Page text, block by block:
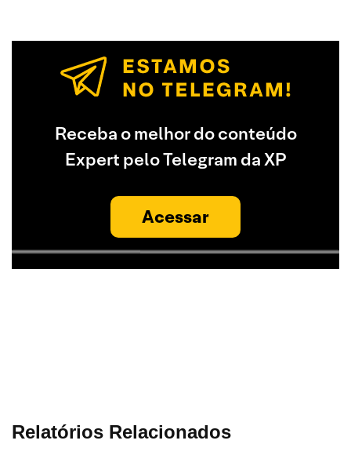
Receba o melhor do conteúdo
Expert pelo Telegram da XP
Acessar
Relatórios Relacionados